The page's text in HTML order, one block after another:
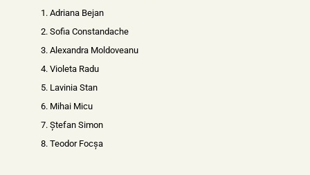
Adriana Bejan
Sofia Constandache
Alexandra Moldoveanu
Violeta Radu
Lavinia Stan
Mihai Micu
Ștefan Simon
Teodor Focșa